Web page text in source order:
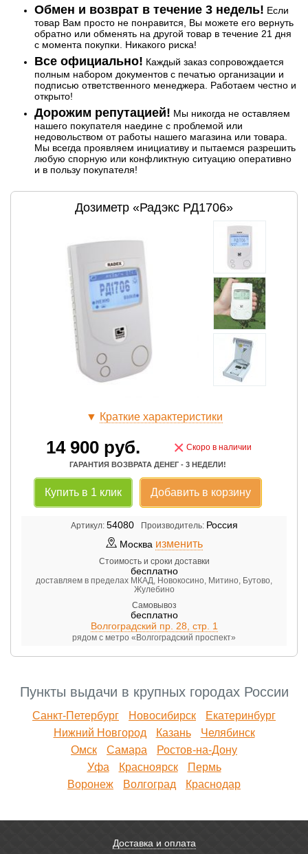
Обмен и возврат в течение 3 недель! Если
товар Вам просто не понравится, Вы можете его вернуть
обратно или обменять на другой товар в течение 21 дня
с момента покупки. Никакого риска!
Все официально! Каждый заказ сопровождается
полным набором документов с печатью организации и
подписью ответственного менеджера. Работаем честно и
открыто!
Дорожим репутацией! Мы никогда не оставляем
нашего покупателя наедине с проблемой или
недовольством от работы нашего магазина или товара.
Мы всегда проявляем инициативу и пытаемся разрешить
любую спорную или конфликтную ситуацию оперативно
и в пользу покупателя!
Дозиметр «Радэкс РД1706»
▼ Краткие характеристики
14 900 руб. × Скоро в наличии
ГАРАНТИЯ ВОЗВРАТА ДЕНЕГ - 3 НЕДЕЛИ!
Купить в 1 клик Добавить в корзину
Артикул: 54080 Производитель: Россия
Москва изменить
Стоимость и сроки доставки
бесплатно
доставляем в пределах МКАД, Новокосино, Митино, Бутово,
Жулебино
Самовывоз
бесплатно
Волгоградский пр. 28, стр. 1
рядом с метро «Волгоградский проспект»
Пункты выдачи в крупных городах России
Санкт-Петербург Новосибирск
Екатеринбург
Нижний Новгород
Казань
Челябинск
Омск
Самара
Ростов-на-Дону
Уфа
Красноярск
Пермь
Воронеж
Волгоград Краснодар
Доставка и оплата